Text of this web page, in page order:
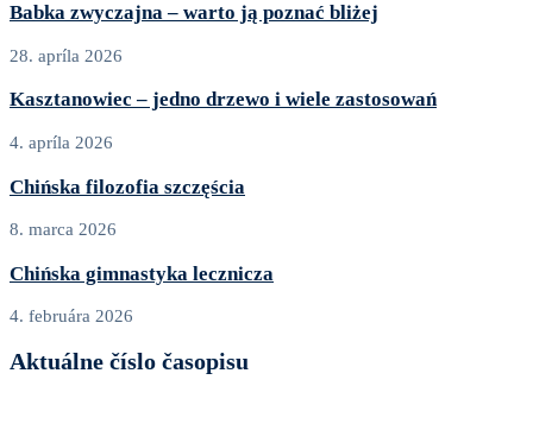
Babka zwyczajna – warto ją poznać bliżej
28. apríla 2026
Kasztanowiec – jedno drzewo i wiele zastosowań
4. apríla 2026
Chińska filozofia szczęścia
8. marca 2026
Chińska gimnastyka lecznicza
4. februára 2026
Aktuálne číslo časopisu